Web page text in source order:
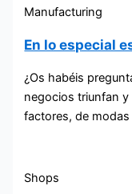
Manufacturing
En lo especial
¿Os habéis
negocios triunfan
factores, de modas
Shops